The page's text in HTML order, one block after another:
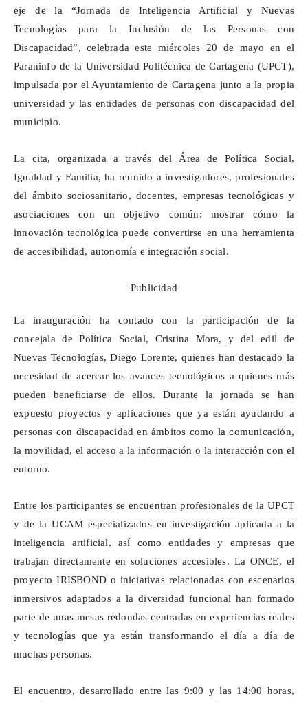
eje de la “Jornada de Inteligencia Artificial y Nuevas
Tecnologías para la Inclusión de las Personas con
Discapacidad”, celebrada este miércoles 20 de mayo en el
Paraninfo de la Universidad Politécnica de Cartagena (UPCT),
impulsada por el Ayuntamiento de Cartagena junto a la propia
universidad y las entidades de personas con discapacidad del
municipio.
La cita, organizada a través del Área de Política Social,
Igualdad y Familia, ha reunido a investigadores, profesionales
del ámbito sociosanitario, docentes, empresas tecnológicas y
asociaciones con un objetivo común: mostrar cómo la
innovación tecnológica puede convertirse en una herramienta
de accesibilidad, autonomía e integración social.
Publicidad
La inauguración ha contado con la participación de la
concejala de Política Social, Cristina Mora, y del edil de
Nuevas Tecnologías, Diego Lorente, quienes han destacado la
necesidad de acercar los avances tecnológicos a quienes más
pueden beneficiarse de ellos. Durante la jornada se han
expuesto proyectos y aplicaciones que ya están ayudando a
personas con discapacidad en ámbitos como la comunicación,
la movilidad, el acceso a la información o la interacción con el
entorno.
Entre los participantes se encuentran profesionales de la UPCT
y de la UCAM especializados en investigación aplicada a la
inteligencia artificial, así como entidades y empresas que
trabajan directamente en soluciones accesibles. La ONCE, el
proyecto IRISBOND o iniciativas relacionadas con escenarios
inmersivos adaptados a la diversidad funcional han formado
parte de unas mesas redondas centradas en experiencias reales
y tecnologías que ya están transformando el día a día de
muchas personas.
El encuentro, desarrollado entre las 9:00 y las 14:00 horas,